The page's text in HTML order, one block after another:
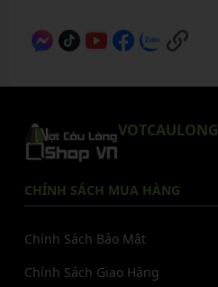
VOTCAULONG
CHÍNH SÁCH MUA HÀNG
Chính Sách Bảo Mật
Chính Sách Giao Hàng